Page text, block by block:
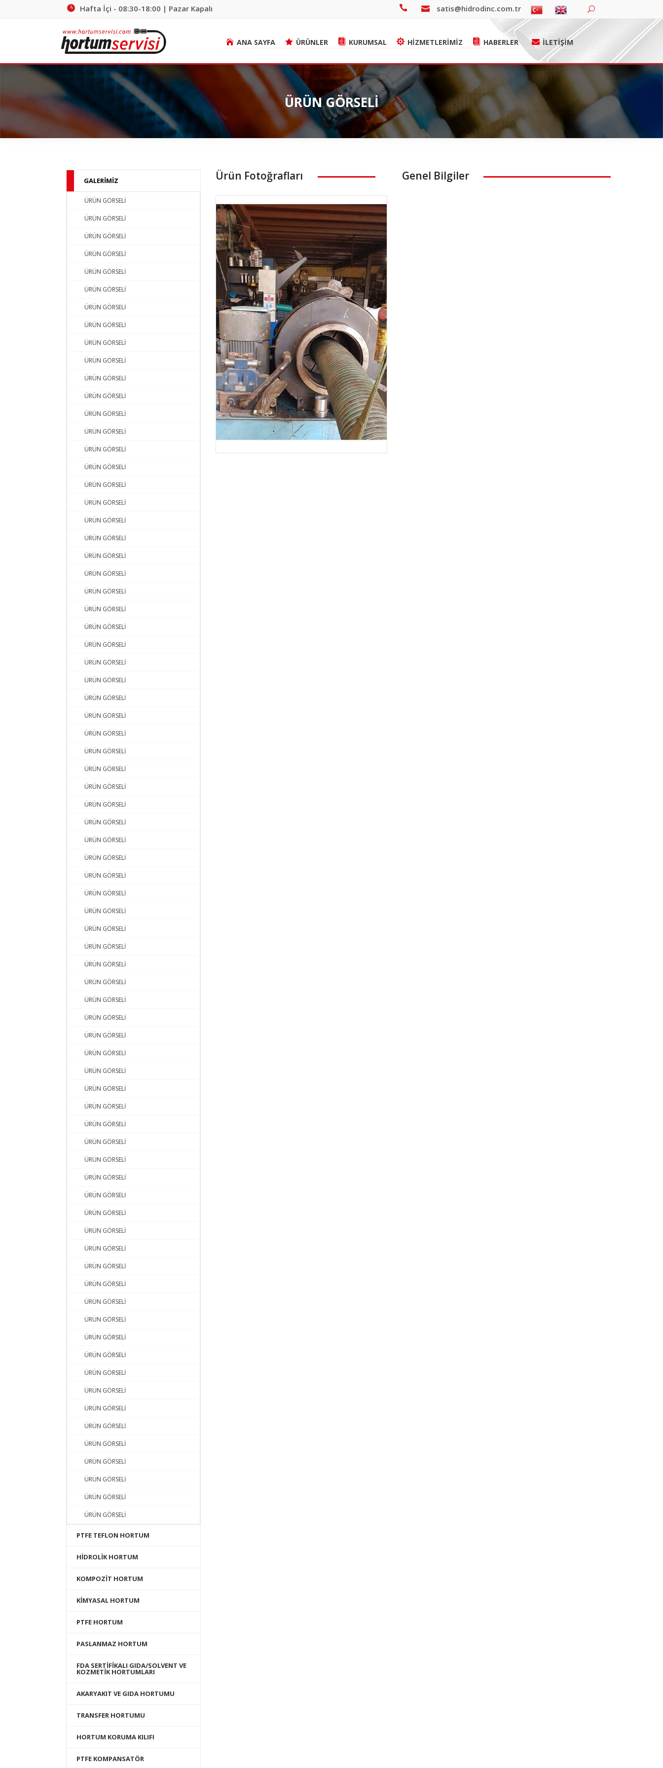
Hafta İçi - 08:30-18:00 | Pazar Kapalı satis@hidrodinc.com.tr
ANA SAYFA ÜRÜNLER KURUMSAL HİZMETLERİMİZ HABERLER İLETİŞİM
ÜRÜN GÖRSELİ
GALERİMİZ
ÜRÜN GÖRSELİ
ÜRÜN GÖRSELİ
ÜRÜN GÖRSELİ
ÜRÜN GÖRSELİ
ÜRÜN GÖRSELİ
ÜRÜN GÖRSELİ
ÜRÜN GÖRSELİ
ÜRÜN GÖRSELİ
ÜRÜN GÖRSELİ
ÜRÜN GÖRSELİ
ÜRÜN GÖRSELİ
ÜRÜN GÖRSELİ
ÜRÜN GÖRSELİ
ÜRÜN GÖRSELİ
ÜRÜN GÖRSELİ
ÜRÜN GÖRSELİ
ÜRÜN GÖRSELİ
ÜRÜN GÖRSELİ
ÜRÜN GÖRSELİ
ÜRÜN GÖRSELİ
ÜRÜN GÖRSELİ
ÜRÜN GÖRSELİ
ÜRÜN GÖRSELİ
ÜRÜN GÖRSELİ
ÜRÜN GÖRSELİ
ÜRÜN GÖRSELİ
ÜRÜN GÖRSELİ
ÜRÜN GÖRSELİ
ÜRÜN GÖRSELİ
ÜRÜN GÖRSELİ
ÜRÜN GÖRSELİ
ÜRÜN GÖRSELİ
ÜRÜN GÖRSELİ
ÜRÜN GÖRSELİ
ÜRÜN GÖRSELİ
ÜRÜN GÖRSELİ
ÜRÜN GÖRSELİ
ÜRÜN GÖRSELİ
ÜRÜN GÖRSELİ
ÜRÜN GÖRSELİ
ÜRÜN GÖRSELİ
ÜRÜN GÖRSELİ
ÜRÜN GÖRSELİ
ÜRÜN GÖRSELİ
ÜRÜN GÖRSELİ
ÜRÜN GÖRSELİ
ÜRÜN GÖRSELİ
ÜRÜN GÖRSELİ
ÜRÜN GÖRSELİ
ÜRÜN GÖRSELİ
ÜRÜN GÖRSELİ
ÜRÜN GÖRSELİ
ÜRÜN GÖRSELİ
ÜRÜN GÖRSELİ
ÜRÜN GÖRSELİ
ÜRÜN GÖRSELİ
ÜRÜN GÖRSELİ
ÜRÜN GÖRSELİ
ÜRÜN GÖRSELİ
ÜRÜN GÖRSELİ
ÜRÜN GÖRSELİ
ÜRÜN GÖRSELİ
ÜRÜN GÖRSELİ
ÜRÜN GÖRSELİ
ÜRÜN GÖRSELİ
ÜRÜN GÖRSELİ
ÜRÜN GÖRSELİ
ÜRÜN GÖRSELİ
ÜRÜN GÖRSELİ
ÜRÜN GÖRSELİ
ÜRÜN GÖRSELİ
ÜRÜN GÖRSELİ
ÜRÜN GÖRSELİ
ÜRÜN GÖRSELİ
ÜRÜN GÖRSELİ
PTFE TEFLON HORTUM
HİDROLİK HORTUM
KOMPOZİT HORTUM
KİMYASAL HORTUM
PTFE HORTUM
PASLANMAZ HORTUM
FDA SERTİFİKALI GIDA/SOLVENT VE
KOZMETİK HORTUMLARI
AKARYAKIT VE GIDA HORTUMU
TRANSFER HORTUMU
HORTUM KORUMA KILIFI
PTFE KOMPANSATÖR
Ürün Fotoğrafları Genel Bilgiler